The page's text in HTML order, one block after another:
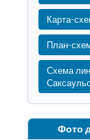
Карта-
План-
Схема
Фото